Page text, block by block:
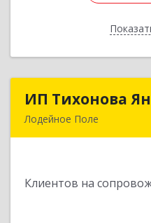
ИП Тихонова
Лодейное Поле
Клиентов на
ИП Тихонова